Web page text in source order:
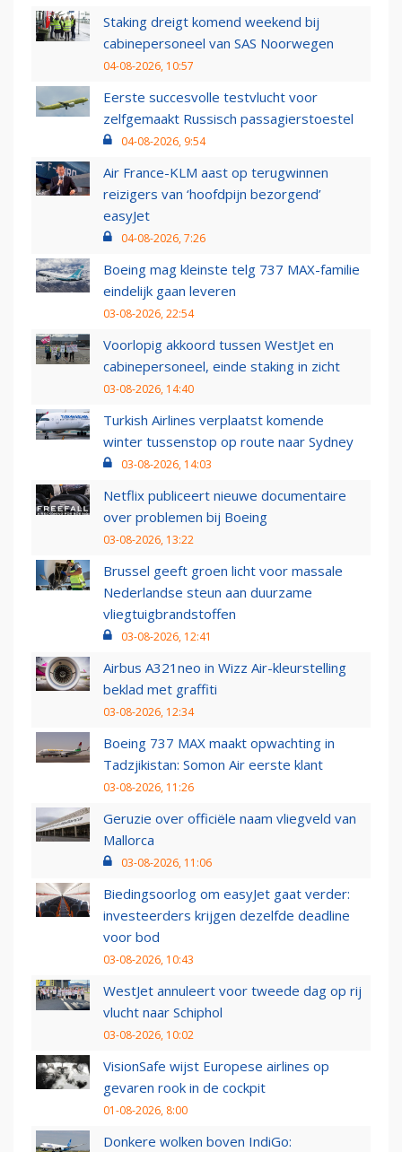
Staking dreigt komend weekend bij
cabinepersoneel van SAS Noorwegen
04-08-2026, 10:57
Eerste succesvolle testvlucht voor
zelfgemaakt Russisch passagierstoestel
04-08-2026, 9:54
Air France-KLM aast op terugwinnen
reizigers van ‘hoofdpijn bezorgend’
easyJet
04-08-2026, 7:26
Boeing mag kleinste telg 737 MAX-familie
eindelijk gaan leveren
03-08-2026, 22:54
Voorlopig akkoord tussen WestJet en
cabinepersoneel, einde staking in zicht
03-08-2026, 14:40
Turkish Airlines verplaatst komende
winter tussenstop op route naar Sydney
03-08-2026, 14:03
Netflix publiceert nieuwe documentaire
over problemen bij Boeing
03-08-2026, 13:22
Brussel geeft groen licht voor massale
Nederlandse steun aan duurzame
vliegtuigbrandstoffen
03-08-2026, 12:41
Airbus A321neo in Wizz Air-kleurstelling
beklad met graffiti
03-08-2026, 12:34
Boeing 737 MAX maakt opwachting in
Tadzjikistan: Somon Air eerste klant
03-08-2026, 11:26
Geruzie over officiële naam vliegveld van
Mallorca
03-08-2026, 11:06
Biedingsoorlog om easyJet gaat verder:
investeerders krijgen dezelfde deadline
voor bod
03-08-2026, 10:43
WestJet annuleert voor tweede dag op rij
vlucht naar Schiphol
03-08-2026, 10:02
VisionSafe wijst Europese airlines op
gevaren rook in de cockpit
01-08-2026, 8:00
Donkere wolken boven IndiGo: